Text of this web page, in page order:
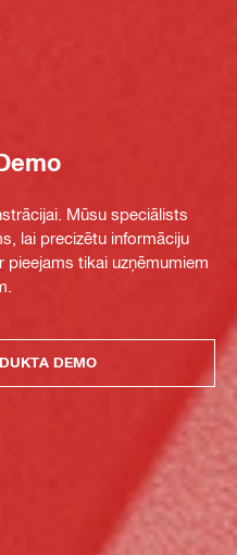
Mūsu speciālists
lai precizētu informāciju
tikai uzņēmumiem
DEMO